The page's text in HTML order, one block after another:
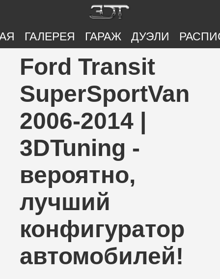
ГАЛЕРЕЯ ГАРАЖ ДУЭЛИ
Ford Transit
SuperSportVan
2006-2014 |
3DTuning -
вероятно,
лучший
конфигуратор
автомобилей!